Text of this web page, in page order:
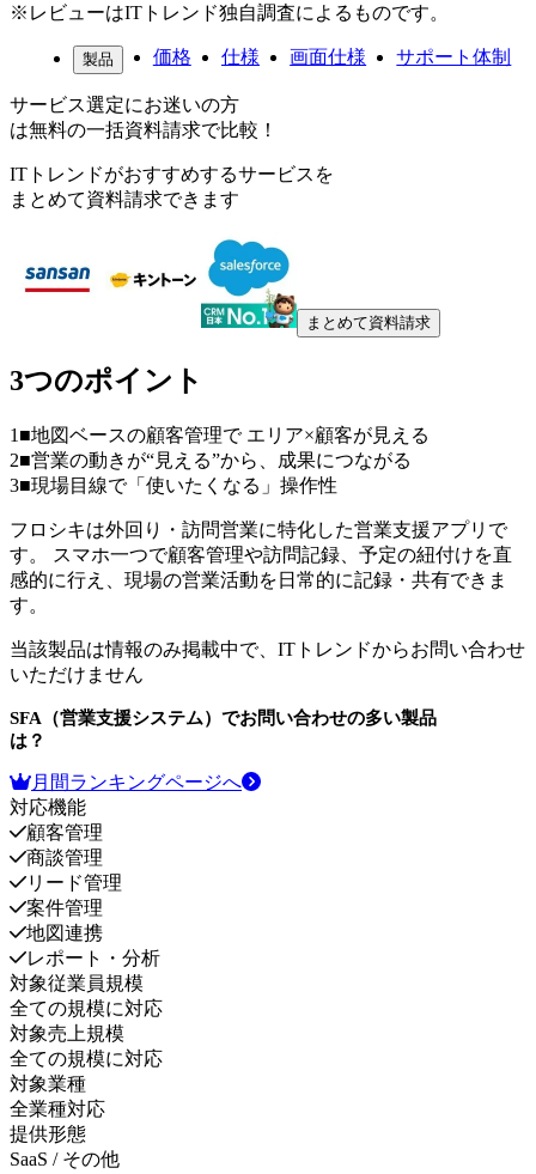
※レビューはITトレンド独自調査によるものです。
製品 価格 仕様 画面仕様 サポート体制
サービス選定にお迷いの方
は無料の一括資料請求で比較！
ITトレンドがおすすめするサービスを
まとめて資料請求できます
まとめて資料請求
3つのポイント
1 ■地図ベースの顧客管理で エリア×顧客が見える
2■営業の動きが“見える”から、成果につながる
3■現場目線で「使いたくなる」操作性
フロシキは外回り・訪問営業に特化した営業支援アプリで
す。 スマホ一つで顧客管理や訪問記録、予定の紐付けを直
感的に行え、現場の営業活動を日常的に記録・共有できま
す。
当該製品は情報のみ掲載中で、ITトレンドからお問い合わせ
いただけません
SFA（営業支援システム） でお問い合わせの多い製品
は？
月間ランキングページへ
対応機能
顧客管理
商談管理
リード管理
案件管理
地図連携
レポート・分析
対象従業員規模
全ての規模に対応
対象売上規模
全ての規模に対応
対象業種
全業種対応
提供形態
SaaS / その他